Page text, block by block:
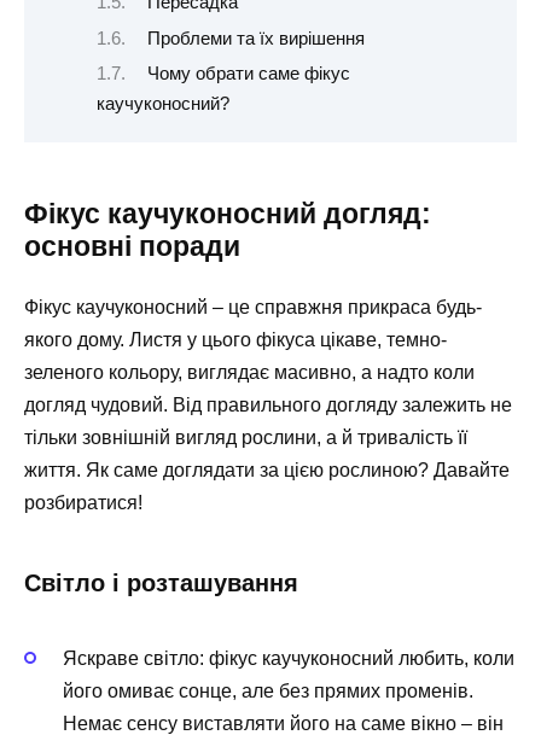
Проблеми та їх вирішення
Чому обрати саме фікус
каучуконосний?
Фікус каучуконосний догляд:
основні поради
Фікус каучуконосний – це справжня прикраса будь-
якого дому. Листя у цього фікуса цікаве, темно-
зеленого кольору, виглядає масивно, а надто коли
догляд чудовий. Від правильного догляду залежить не
тільки зовнішній вигляд рослини, а й тривалість її
життя. Як саме доглядати за цією рослиною? Давайте
розбиратися!
Світло і розташування
Яскраве світло: фікус каучуконосний любить, коли
його омиває сонце, але без прямих променів.
Немає сенсу виставляти його на саме вікно – він